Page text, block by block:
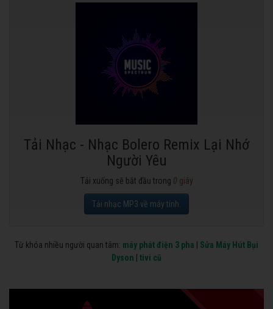
Tải Nhạc - Nhạc Bolero Remix Lại Nhớ
Người Yêu
Tải xuống sẽ bắt đầu trong 0 giây
Tải nhạc MP3 về máy tính.
Từ khóa nhiều người quan tâm: máy phát điện 3 pha
Sửa Máy Hút Bụi
Dyson
tivi cũ